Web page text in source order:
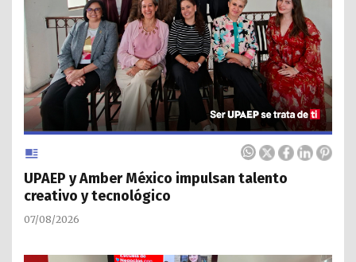
UPAEP y Amber México impulsan talento
creativo y tecnológico
07/08/2026